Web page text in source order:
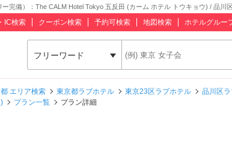
完備）：The CALM Hotel Tokyo 五反田 (カーム ホテル トウキョウ) / 品川
IC検索 クーポン検索 予約可検索 地図検索 ホテルグルー
フリーワード
エリア検索 東京都ラブホテル 東京23区ラブホテル
品川区
プラン一覧 プラン詳細